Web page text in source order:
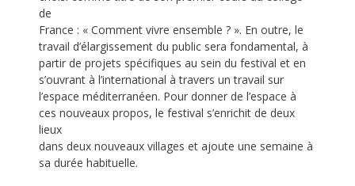
de
France : « Comment vivre ensemble ? ». En outre, le
travail d’élargissement du public sera fondamental, à
partir de projets spécifiques au sein du festival et en
s’ouvrant à l’international à travers un travail sur
l’espace méditerranéen. Pour donner de l’espace à
ces nouveaux propos, le festival s’enrichit de deux
lieux
dans deux nouveaux villages et ajoute une semaine à
sa durée habituelle.